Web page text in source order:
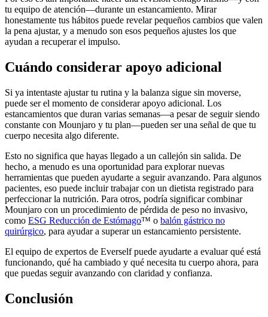
tu equipo de atención—durante un estancamiento. Mirar
honestamente tus hábitos puede revelar pequeños cambios que valen
la pena ajustar, y a menudo son esos pequeños ajustes los que
ayudan a recuperar el impulso.
Cuándo considerar apoyo adicional
Si ya intentaste ajustar tu rutina y la balanza sigue sin moverse,
puede ser el momento de considerar apoyo adicional. Los
estancamientos que duran varias semanas—a pesar de seguir siendo
constante con Mounjaro y tu plan—pueden ser una señal de que tu
cuerpo necesita algo diferente.
Esto no significa que hayas llegado a un callejón sin salida. De
hecho, a menudo es una oportunidad para explorar nuevas
herramientas que pueden ayudarte a seguir avanzando. Para algunos
pacientes, eso puede incluir trabajar con un dietista registrado para
perfeccionar la nutrición. Para otros, podría significar combinar
Mounjaro con un procedimiento de pérdida de peso no invasivo,
como ESG Reducción de Estómago™ o balón gástrico no
quirúrgico, para ayudar a superar un estancamiento persistente.
El equipo de expertos de Everself puede ayudarte a evaluar qué está
funcionando, qué ha cambiado y qué necesita tu cuerpo ahora, para
que puedas seguir avanzando con claridad y confianza.
Conclusión